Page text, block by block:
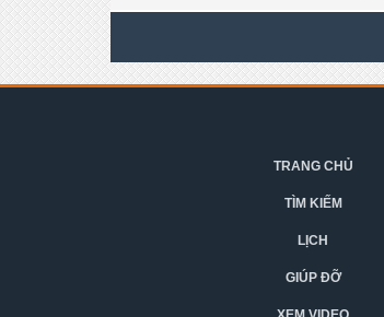
TRANG CHỦ
TÌM KIẾM
LỊCH
GIÚP ĐỠ